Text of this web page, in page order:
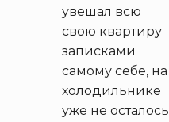
увешал всю
свою квартиру
записками
самому себе, на
холодильнике
уже не осталось